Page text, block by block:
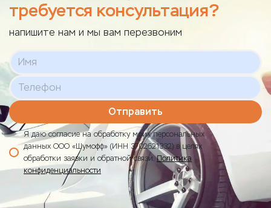
требуется консультация?
напишите нам и мы вам перезвоним
Отправить
Я даю согласие на обработку моих персональных
данных ООО «Шумофф» (ИНН 3702621332) в целях
обработки заявки и обратной связи.Политика
конфиденциальности